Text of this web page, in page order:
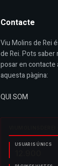
Contacte
Viu Molins de Rei
de Rei. Pots
posar en contacte
aquesta pàgina:
QUI SOM